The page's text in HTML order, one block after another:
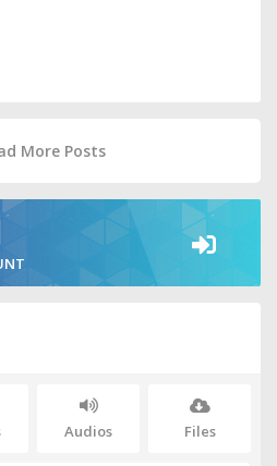
More Posts
Audios Files